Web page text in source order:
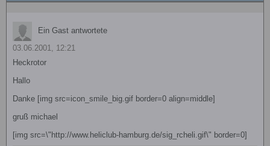
Ein Gast antwortete
03.06.2001, 12:21
Heckrotor
Hallo
Danke [img src=icon_smile_big.gif border=0 align=middle]
gruß michael
[img src=\"http://www.heliclub-hamburg.de/sig_rcheli.gif\" border=0]